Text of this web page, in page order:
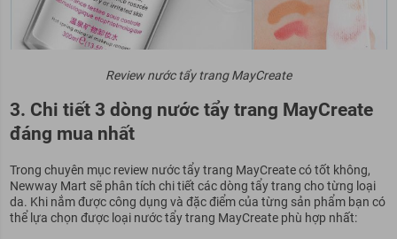
Review nước tẩy trang MayCreate
3. Chi tiết 3 dòng nước tẩy trang MayCreate
đáng mua nhất
Trong chuyên mục review nước tẩy trang MayCreate có tốt không,
Newway Mart sẽ phân tích chi tiết các dòng tẩy trang cho từng loại
da. Khi nắm được công dụng và đặc điểm của từng sản phẩm bạn có
thể lựa chọn được loại nước tẩy trang MayCreate phù hợp nhất: